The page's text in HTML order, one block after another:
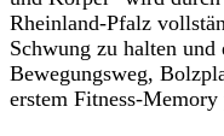
Rheinland-Pfalz
Schwung zu halten und
Bewegungsweg,
erstem Fitness-